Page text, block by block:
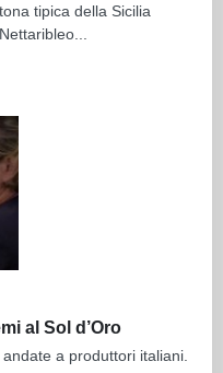
tipica della Sicilia
al Sol d’Oro
a produttori italiani.